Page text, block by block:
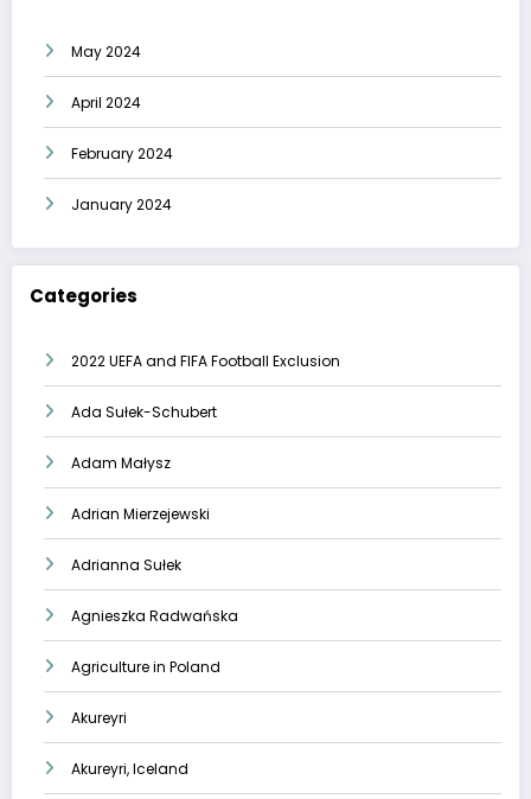
May 2024
April 2024
February 2024
January 2024
Categories
2022 UEFA and FIFA Football Exclusion
Ada Sułek-Schubert
Adam Małysz
Adrian Mierzejewski
Adrianna Sułek
Agnieszka Radwańska
Agriculture in Poland
Akureyri
Akureyri, Iceland